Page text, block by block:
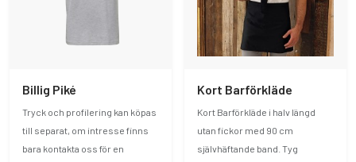
Billig Piké
Tryck och profilering kan köpas
till separat, om intresse finns
bara kontakta oss för en
Kort Barförkläde
Kort Barförkläde i halv längd
utan fickor med 90 cm
självhäftande band. Tyg